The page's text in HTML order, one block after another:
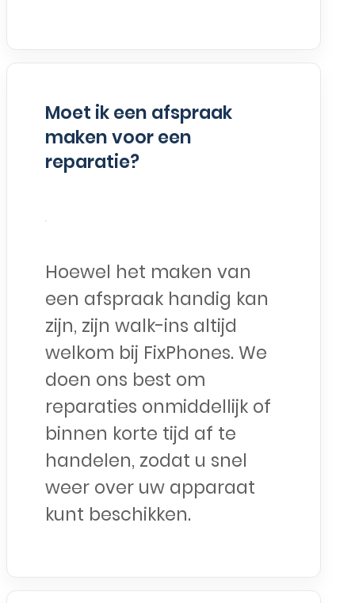
Moet ik een afspraak
maken voor een
reparatie?
Hoewel het maken van
een afspraak handig kan
zijn, zijn walk-ins altijd
welkom bij FixPhones. We
doen ons best om
reparaties onmiddellijk of
binnen korte tijd af te
handelen, zodat u snel
weer over uw apparaat
kunt beschikken.